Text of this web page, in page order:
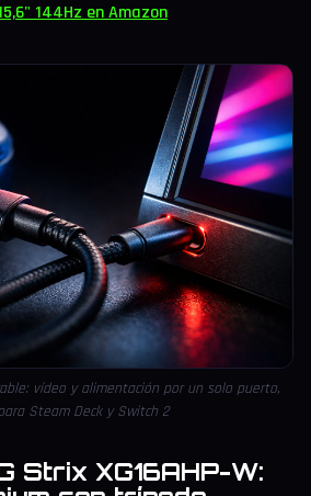
144Hz en Amazon
vídeo y alimentación por un solo puerto,
Steam Deck y Switch 2
Strix XG16AHP-W: